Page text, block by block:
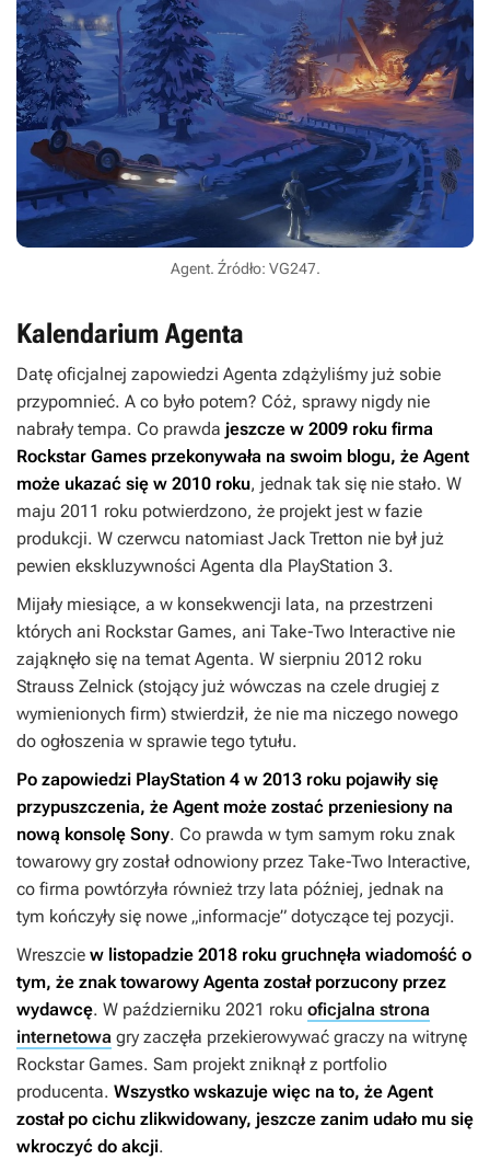
Agent. Źródło: VG247.
Kalendarium Agenta
Datę oficjalnej zapowiedzi Agenta zdążyliśmy już sobie
przypomnieć. A co było potem? Cóż, sprawy nigdy nie
nabrały tempa. Co prawda jeszcze w 2009 roku firma
Rockstar Games przekonywała na swoim blogu, że Agent
może ukazać się w 2010 roku, jednak tak się nie stało. W
maju 2011 roku potwierdzono, że projekt jest w fazie
produkcji. W czerwcu natomiast Jack Tretton nie był już
pewien ekskluzywności Agenta dla PlayStation 3.
Mijały miesiące, a w konsekwencji lata, na przestrzeni
których ani Rockstar Games, ani Take-Two Interactive nie
zająknęło się na temat Agenta. W sierpniu 2012 roku
Strauss Zelnick (stojący już wówczas na czele drugiej z
wymienionych firm) stwierdził, że nie ma niczego nowego
do ogłoszenia w sprawie tego tytułu.
Po zapowiedzi PlayStation 4 w 2013 roku pojawiły się
przypuszczenia, że Agent może zostać przeniesiony na
nową konsolę Sony. Co prawda w tym samym roku znak
towarowy gry został odnowiony przez Take-Two Interactive,
co firma powtórzyła również trzy lata później, jednak na
tym kończyły się nowe „informacje” dotyczące tej pozycji.
Wreszcie w listopadzie 2018 roku gruchnęła wiadomość o
tym, że znak towarowy Agenta został porzucony przez
wydawcę. W październiku 2021 roku oficjalna strona
internetowa gry zaczęła przekierowywać graczy na witrynę
Rockstar Games. Sam projekt zniknął z portfolio
producenta. Wszystko wskazuje więc na to, że Agent
został po cichu zlikwidowany, jeszcze zanim udało mu się
wkroczyć do akcji.